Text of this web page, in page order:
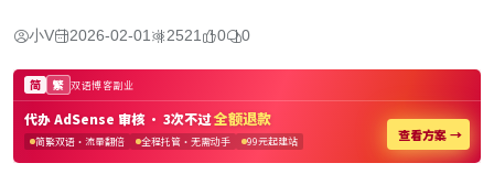
小V 2026-02-01 2521 0 0